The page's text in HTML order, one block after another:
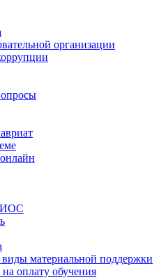
организации
материальной поддержки
оплату обучения